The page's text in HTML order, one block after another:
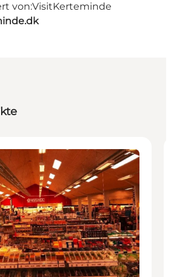
von:VisitKerteminde